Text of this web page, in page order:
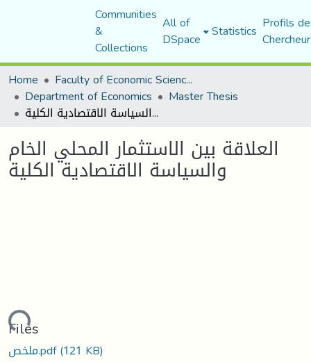
Communities
&
Collections
All of
DSpace Statistics Profils
Home
Faculty of Economic Sciences, Commerce and Management Sciences
Department of Economics Master Thesis
العلاقة بين الاستثمار المحلي الخام والسياسة الاقتصادية الكلية
العلاقة بين الاستثمار المحلي الخام
والسياسة الاقتصادية الكلية
Files
ملخص.pdf(121 KB)